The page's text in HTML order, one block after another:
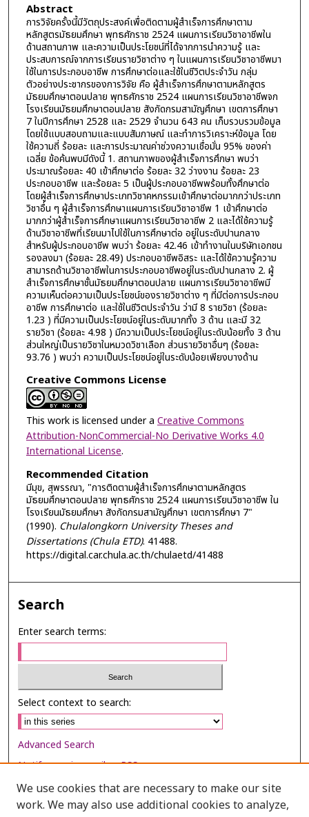
Abstract
การวิจัยครั้งนี้มีวัตถุประสงค์เพื่อติดตามผู้สำเร็จการศึกษาตาม
หลักสูตรมัธยมศึกษา พุทธศักราช 2524 แผนการเรียนวิชาอาชีพใน
ด้านสถานภาพ และความเป็นประโยชน์ที่ได้จากการนำความรู้ และ
ประสบการณ์จากการเรียนรายวิชาต่าง ๆ ในแผนการเรียนวิชาอาชีพมา
ใช้ในการประกอบอาชีพ การศึกษาต่อและใช้ในชีวิตประจำวัน กลุ่ม
ตัวอย่างประชากรของการวิจัย คือ ผู้สำเร็จการศึกษาตามหลักสูตร
มัธยมศึกษาตอนปลาย พุทธศักราช 2524 แผนการเรียนวิชาอาชีพจก
โรงเรียนมัธยมศึกษาตอนปลาย สังกัดกรมสามัญศึกษา เขตการศึกษา
7 ในปีการศึกษา 2528 และ 2529 จำนวน 643 คน เก็บรวบรวมข้อมูล
โดยใช้แบบสอบถามและแบบสัมภาษณ์ และทำการวิเคราะห์ข้อมูล โดย
ใช้ความถี่ ร้อยละ และการประมาณค่าช่วงความเชื่อมั่น 95% ของค่า
เฉลี่ย ข้อค้นพบมีดังนี้ 1. สถานภาพของผู้สำเร็จการศึกษา พบว่า
ประมาณร้อยละ 40 เข้าศึกษาต่อ ร้อยละ 32 ว่างงาน ร้อยละ 23
ประกอบอาชีพ และร้อยละ 5 เป็นผู้ประกอบอาชีพพร้อมทั้งศึกษาต่อ
โดยผู้สำเร็จการศึกษาประเภทวิชาคหกรรมเข้าศึกษาต่อมากกว่าประเภท
วิชาอื่น ๆ ผู้สำเร็จการศึกษาแผนการเรียนวิชาอาชีพ 1 เข้าศึกษาต่อ
มากกว่าผู้สำเร็จการศึกษาแผนการเรียนวิชาอาชีพ 2 และได้ใช้ความรู้
ด้านวิชาอาชีพที่เรียนมาไปใช้ในการศึกษาต่อ อยู่ในระดับปานกลาง
สำหรับผู้ประกอบอาชีพ พบว่า ร้อยละ 42.46 เข้าทำงานในบริษัทเอกชน
รองลงมา (ร้อยละ 28.49) ประกอบอาชีพอิสระ และได้ใช้ความรู้ความ
สามารถด้านวิชาอาชีพในการประกอบอาชีพอยู่ในระดับปานกลาง 2. ผู้
สำเร็จการศึกษาชั้นมัธยมศึกษาตอนปลาย แผนการเรียนวิชาอาชีพมี
ความเห็นต่อความเป็นประโยชน์ของรายวิชาต่าง ๆ ที่มีต่อการประกอบ
อาชีพ การศึกษาต่อ และใช้ในชีวิตประจำวัน ว่ามี 8 รายวิชา (ร้อยละ
1.23 ) ที่มีความเป็นประโยชน์อยู่ในระดับมากทั้ง 3 ด้าน และมี 32
รายวิชา (ร้อยละ 4.98 ) มีความเป็นประโยชน์อยู่ในระดับน้อยทั้ง 3 ด้าน
ส่วนใหญ่เป็นรายวิชาในหมวดวิชาเลือก ส่วนรายวิชาอื่นๆ (ร้อยละ
93.76 ) พบว่า ความเป็นประโยชน์อยู่ในระดับน้อยเพียงบางด้าน
Creative Commons License
This work is licensed under a Creative Commons
Attribution-NonCommercial-No Derivative Works 4.0
International License.
Recommended Citation
มีมุข, สุพรรณา, "การติดตามผู้สำเร็จการศึกษาตามหลักสูตร
มัธยมศึกษาตอนปลาย พุทธศักราช 2524 แผนการเรียนวิชาอาชีพ ใน
โรงเรียนมัธยมศึกษา สังกัดกรมสามัญศึกษา เขตการศึกษา 7"
(1990). Chulalongkorn University Theses and
Dissertations (Chula ETD). 41488.
https://digital.car.chula.ac.th/chulaetd/41488
Search
Enter search terms:
Select context to search:
Advanced Search
Notify me via email orRSS
Browse
We use cookies that are necessary to make our site
work. We may also use additional cookies to analyze,